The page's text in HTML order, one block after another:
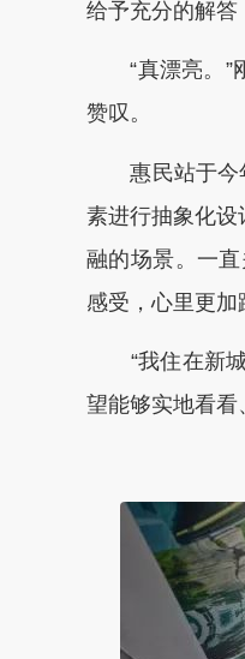
给予充分的解
“真漂亮。”刚
赞叹。
惠民站于今年
素进行抽象化
融的场景。一
感受，心里更
“我住在新城
望能够实地看看